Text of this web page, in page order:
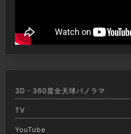
3D・360度全天球パノラマ
TV
YouTube